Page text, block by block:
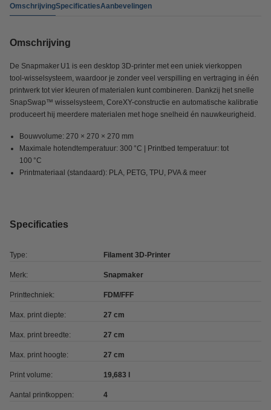
OmschrijvingSpecificatiesAanbevelingen
Omschrijving
De Snapmaker U1 is een desktop 3D‑printer met een uniek vierkoppen
tool‑wisselsysteem, waardoor je zonder veel verspilling en vertraging in één
printwerk tot vier kleuren of materialen kunt combineren. Dankzij het snelle
SnapSwap™ wisselsysteem, CoreXY-constructie en automatische kalibratie
produceert hij meerdere materialen met hoge snelheid én nauwkeurigheid.
Bouwvolume: 270 × 270 × 270 mm
Maximale hotendtemperatuur: 300 °C | Printbed temperatuur: tot
100 °C
Printmateriaal (standaard): PLA, PETG, TPU, PVA & meer
Specificaties
Type: Filament 3D-Printer
Merk: Snapmaker
Printtechniek: FDM/FFF
Max. print diepte: 27 cm
Max. print breedte: 27 cm
Max. print hoogte: 27 cm
Print volume: 19,683 l
Aantal printkoppen: 4